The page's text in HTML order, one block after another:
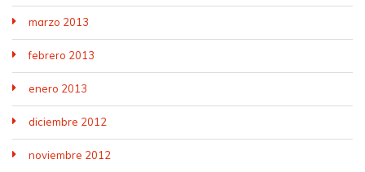
marzo 2013
febrero 2013
enero 2013
diciembre 2012
noviembre 2012